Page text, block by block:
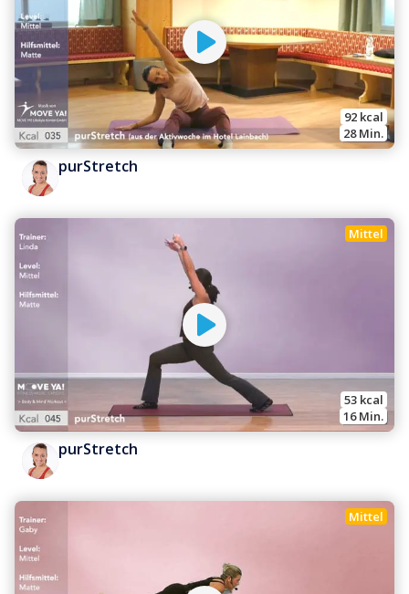
92 kcal
28 Min.
purStretch
Mittel
53 kcal
16 Min.
purStretch
Mittel